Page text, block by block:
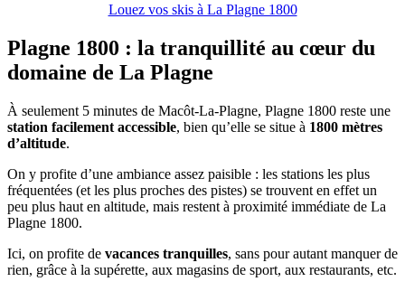
Louez vos skis à La Plagne 1800
Plagne 1800 : la tranquillité au cœur du
domaine de La Plagne
À seulement 5 minutes de Macôt-La-Plagne, Plagne 1800 reste une
station facilement accessible, bien qu’elle se situe à 1800 mètres
d’altitude.
On y profite d’une ambiance assez paisible : les stations les plus
fréquentées (et les plus proches des pistes) se trouvent en effet un
peu plus haut en altitude, mais restent à proximité immédiate de La
Plagne 1800.
Ici, on profite de vacances tranquilles, sans pour autant manquer de
rien, grâce à la supérette, aux magasins de sport, aux restaurants, etc.